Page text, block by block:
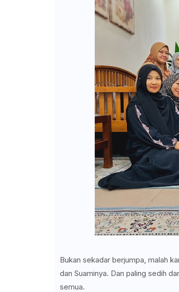
Bukan sekadar berjumpa, malah
dan Suaminya. Dan paling sedih
semua.